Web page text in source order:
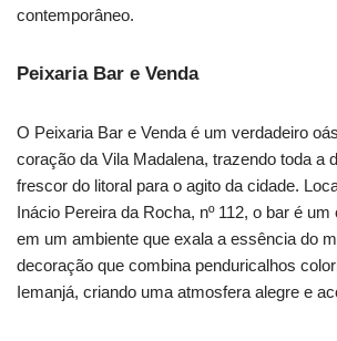
contemporâneo.
Peixaria Bar e Venda
O Peixaria Bar e Venda é um verdadeiro
coração da Vila Madalena, trazendo toda a
frescor do litoral para o agito da cidade.
Inácio Pereira da Rocha, nº 112, o bar é
em um ambiente que exala a essência do
decoração que combina penduricalhos
Iemanjá, criando uma atmosfera alegre e